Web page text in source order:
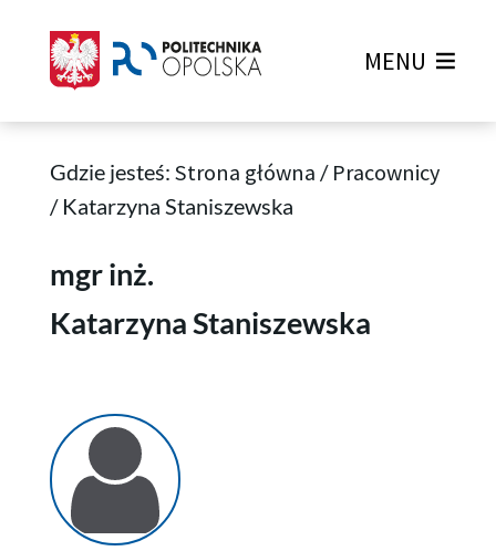
MENU
Gdzie jesteś: Strona główna / Pracownicy
/ Katarzyna Staniszewska
mgr inż.
Katarzyna Staniszewska